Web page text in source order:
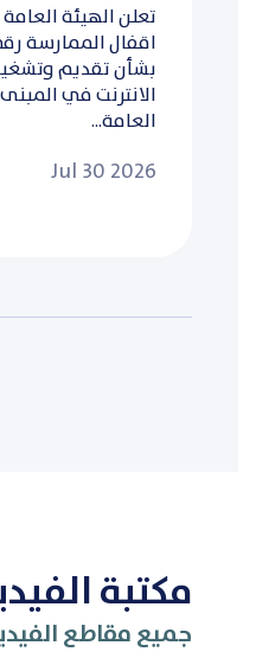
تعلن الهيئة
بشأن تقديم
الانترنت في
العامة...
Jul 30 2026
مكتبة
جميع مقاطع